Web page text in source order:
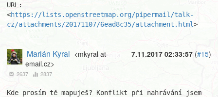
URL:
<https://lists.openstreetmap.org/pipermail/talk-
cz/attachments/20171107/6ead8c35/attachment.html>
7.11.2017 02:33:57 (#15)
Marián Kyral <mkyral at
email.cz>
2637 2837
Kde prosím tě mapuješ? Konflikt při nahrávání jsem